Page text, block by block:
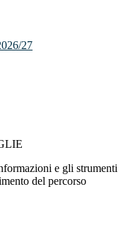
27
e gli strumenti
del percorso